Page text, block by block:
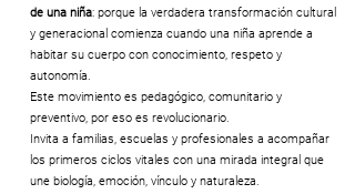
de una niña: porque la verdadera transformación cultural
y generacional comienza cuando una niña aprende a
habitar su cuerpo con conocimiento, respeto y
autonomía.
Este movimiento es pedagógico, comunitario y
preventivo, por eso es revolucionario.
Invita a familias, escuelas y profesionales a acompañar
los primeros ciclos vitales con una mirada integral que
une biología, emoción, vínculo y naturaleza.